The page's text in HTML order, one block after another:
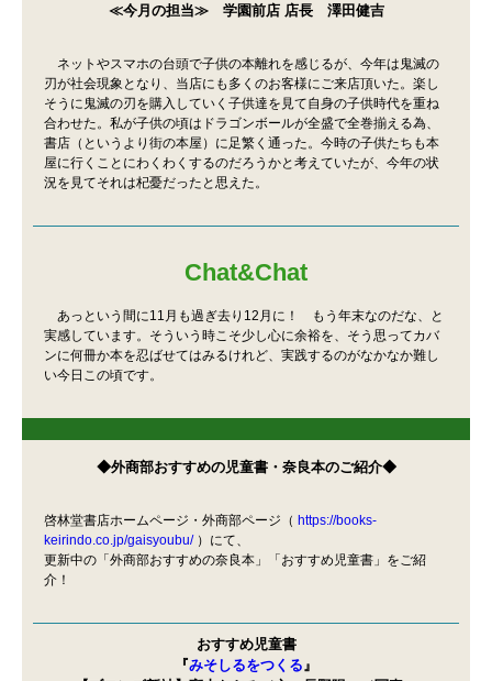
≪今月の担当≫ 学園前店 店長 澤田健吉
ネットやスマホの台頭で子供の本離れを感じるが、今年は鬼滅の
刃が社会現象となり、当店にも多くのお客様にご来店頂いた。楽し
そうに鬼滅の刃を購入していく子供達を見て自身の子供時代を重ね
合わせた。私が子供の頃はドラゴンボールが全盛で全巻揃える為、
書店（というより街の本屋）に足繁く通った。今時の子供たちも本
屋に行くことにわくわくするのだろうかと考えていたが、今年の状
況を見てそれは杞憂だったと思えた。
Chat&Chat
あっという間に11月も過ぎ去り12月に！ もう年末なのだな、と
実感しています。そういう時こそ少し心に余裕を、そう思ってカバ
ンに何冊か本を忍ばせてはみるけれど、実践するのがなかなか難し
い今日この頃です。
◆外商部おすすめの児童書・奈良本のご紹介◆
啓林堂書店ホームページ・外商部ページ（ https://books-
keirindo.co.jp/gaisyoubu/）にて、
更新中の「外商部おすすめの奈良本」「おすすめ児童書」をご紹
介！
おすすめ児童書
『みそしるをつくる』